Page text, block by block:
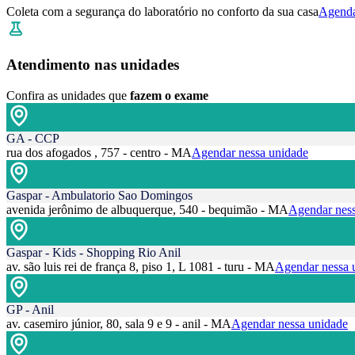
Coleta com a segurança do laboratório no conforto da sua casa
Atendimento nas unidades
Confira as unidades que fazem o exame
GA - CCP
rua dos afogados , 757 - centro - MAAgendar nessa unidade
Gaspar - Ambulatorio Sao Domingos
avenida jerônimo de albuquerque, 540 - bequimão - MAAgendar
Gaspar - Kids - Shopping Rio Anil
av. são luis rei de frança 8, piso 1, L 1081 - turu - MAAgendar nessa
GP - Anil
av. casemiro júnior, 80, sala 9 e 9 - anil - MAAgendar nessa unidade